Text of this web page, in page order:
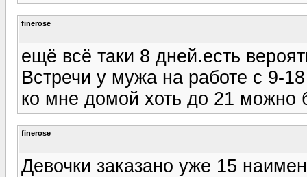
finerose
ещё всё таки 8 дней.есть
Встречи у мужа на работе с 9-18
ко мне домой хоть до 21 можно
finerose
Девочки заказано уже 15